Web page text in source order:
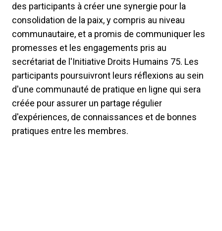
des participants à créer une synergie pour la
consolidation de la paix, y compris au niveau
communautaire, et a promis de communiquer les
promesses et les engagements pris au
secrétariat de l'Initiative Droits Humains 75. Les
participants poursuivront leurs réflexions au sein
d'une communauté de pratique en ligne qui sera
créée pour assurer un partage régulier
d'expériences, de connaissances et de bonnes
pratiques entre les membres.